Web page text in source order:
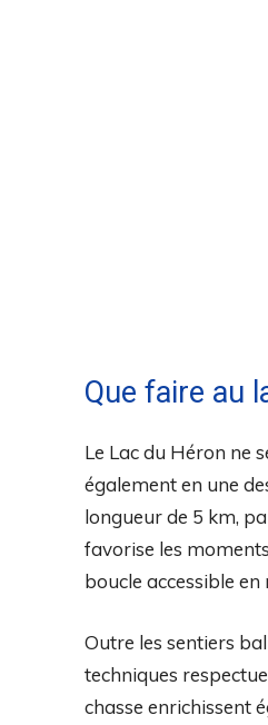
Que faire au
Le Lac du Héron ne
également en une
longueur de 5 km,
favorise les
boucle accessible
Outre les sentiers
techniques
chasse enrichissent